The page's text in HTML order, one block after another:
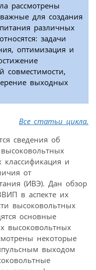
рассмотрены
для создания
различных
задачи
оптимизация и
совместимости,
выходных
Все статьи цикла.
сведения об
и
от
(ИВЭ). Дан обзор
в аспекте их
высоковольтных
основные
высоковольтных
некоторые
выходом